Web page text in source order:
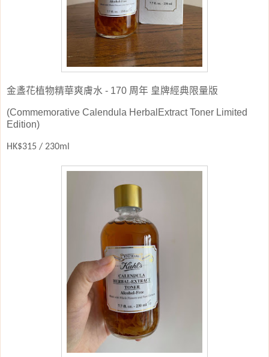
金盞花植物精華爽膚水 - 170 周年 皇牌經典限量版
(Commemorative Calendula HerbalExtract Toner Limited
Edition)
HK$315 / 230ml